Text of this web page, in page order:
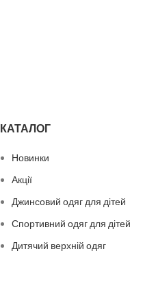
КАТАЛОГ
Новинки
Акції
Джинсовий одяг для дітей
Спортивний одяг для дітей
Дитячий верхній одяг